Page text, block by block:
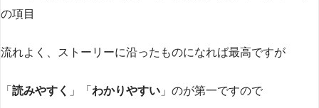
の項目
流れよく、ストーリーに沿ったものになれば最高ですが
「 読みやすく 」「 わかりやすい 」のが第一ですので